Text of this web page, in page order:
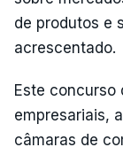
de produtos e
acrescentado.
Este concurso
empresariais,
câmaras de